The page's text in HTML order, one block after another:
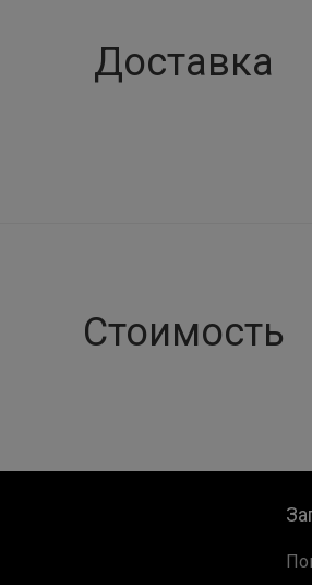
Доставка
Стоимость